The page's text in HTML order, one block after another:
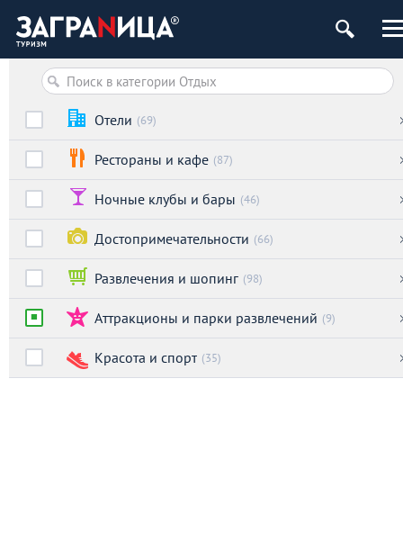
Отели (69)
Рестораны и кафе (87)
Ночные клубы и бары (46)
Достопримечательности (66)
Развлечения и шопинг (98)
Аттракционы и парки развлечений (9)
Красота и спорт (35)